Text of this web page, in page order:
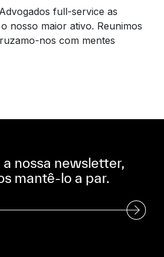
full-service as
nosso maior ativo. Reunimos
nos com mentes
nossa newsletter,
mantê-lo a par.